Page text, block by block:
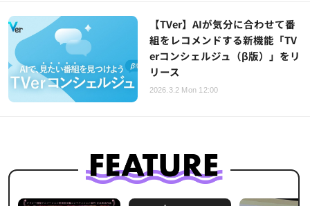
【TVer】AIが気分に合わせて番
組をレコメンドする新機能「TV
erコンシェルジュ（β版）」をリ
リース
2026.3.2 Mon 12:00